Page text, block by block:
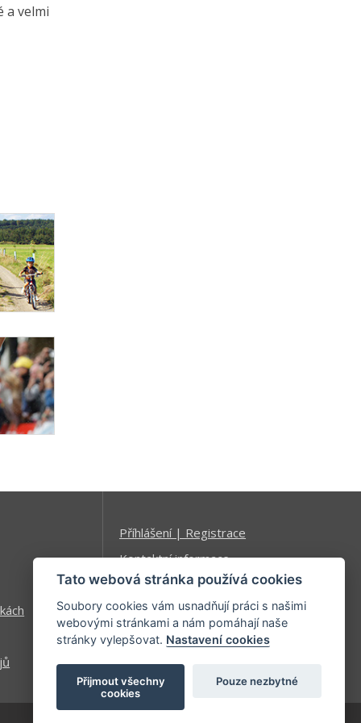
a velmi
Příhlášení | Registrace
Kontaktní informace
Mapa stránek
Tato webová stránka používá cookies
Soubory cookies vám usnadňují práci s našimi
webovými stránkami a nám pomáhají naše
stránky vylepšovat. Nastavení cookies
Přijmout všechny
cookies
Pouze nezbytné